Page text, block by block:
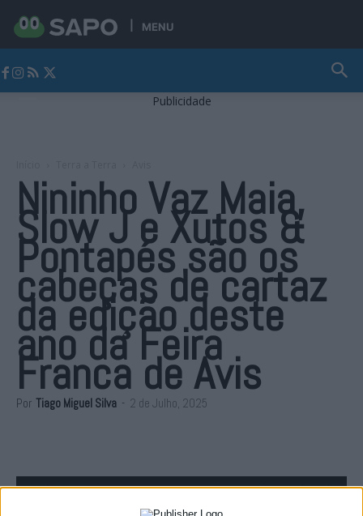
MENU
Publicidade
Nininho Vaz Maia,
Slow J e Xutos &
Pontapés são os
cabeças de cartaz
da edição deste
ano da Feira
Franca de Avis
Por Tiago Miguel Silva - 2 de Julho, 2025